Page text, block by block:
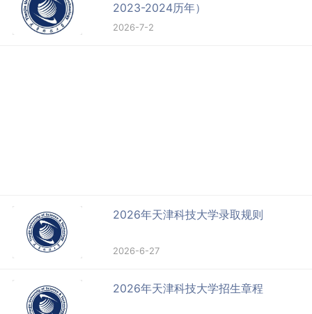
2023-2024历年）
2026-7-2
2026年天津科技大学录取规则
2026-6-27
2026年天津科技大学招生章程